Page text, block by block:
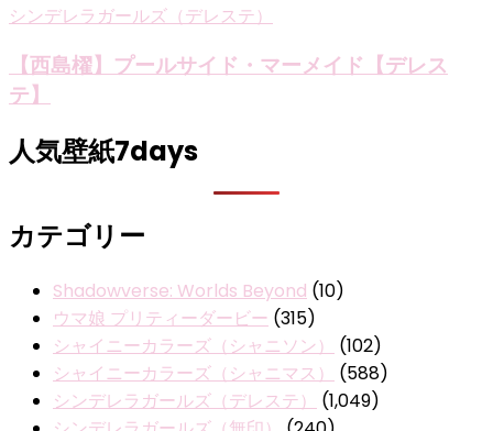
シンデレラガールズ（デレステ）
【西島櫂】プールサイド・マーメイド【デレス
テ】
人気壁紙7days
カテゴリー
Shadowverse: Worlds Beyond (10)
ウマ娘 プリティーダービー (315)
シャイニーカラーズ（シャニソン）
(102)
シャイニーカラーズ（シャニマス）
(588)
シンデレラガールズ（デレステ）
(1,049)